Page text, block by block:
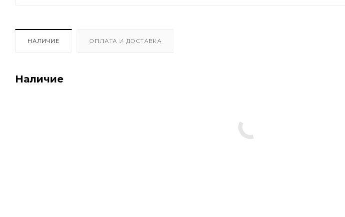
НАЛИЧИЕ ОПЛАТА И ДОСТАВКА
Наличие